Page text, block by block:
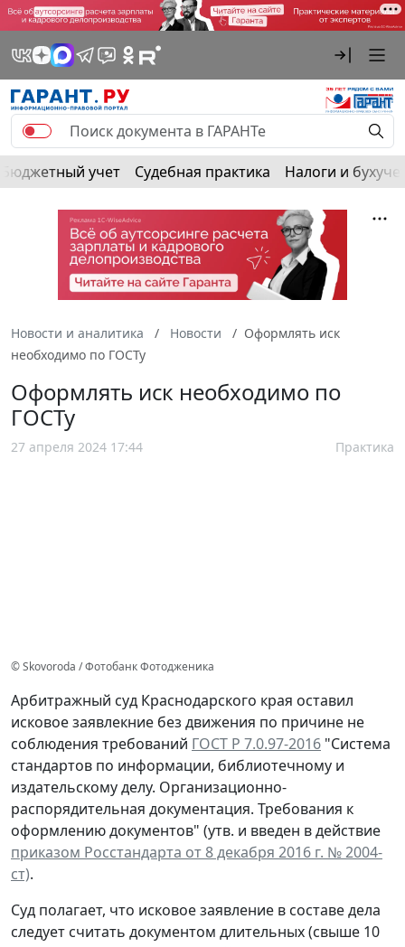
Бюджетный учет Судебная практика Налоги и
Новости и аналитика Новости
Оформлять иск
необходимо по ГОСТу
Оформлять иск необходимо по
ГОСТу
27 апреля 2024 17:44 Практика
© Skovoroda / Фотобанк Фотодженика
Арбитражный суд Краснодарского края оставил
исковое заявлекние без движения по причине не
соблюдения требований ГОСТ Р 7.0.97-2016 "Система
стандартов по информации, библиотечному и
издательскому делу. Организационно-
распорядительная документация. Требования к
оформлению документов" (утв. и введен в действие
приказом Росстандарта от 8 декабря 2016 г. № 2004-
ст).
Суд полагает, что исковое заявление в составе дела
следует считать документом длительных (свыше 10